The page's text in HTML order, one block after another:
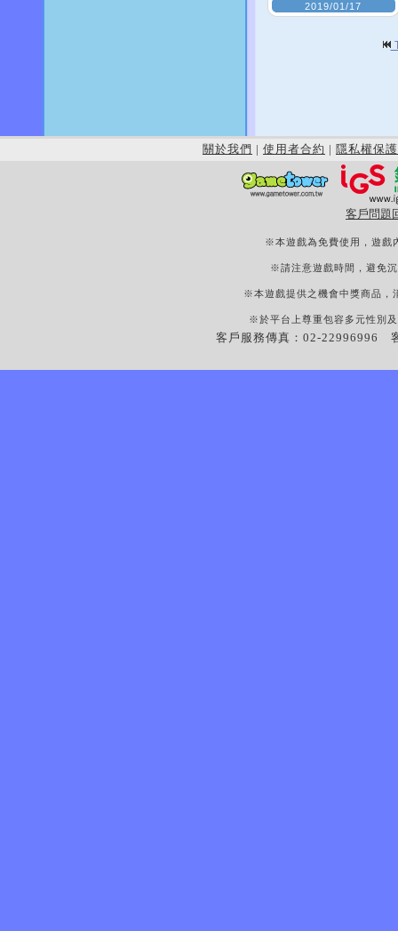
2019/01/17
關於我們 | 使用者合約 | 隱私權保護
客戶問題
※本遊戲為免費使用，遊戲
※請注意遊戲時間，避免
※本遊戲提供之機會中獎商品，
※於平台上尊重包容多元性別
客戶服務傳真：02-22996996